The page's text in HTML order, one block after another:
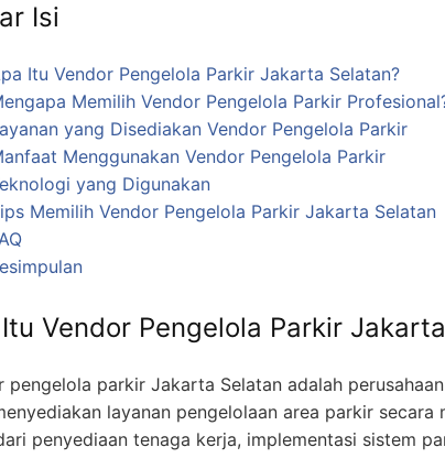
Isi
Itu Vendor Pengelola Parkir Jakarta Selatan?
Memilih Vendor Pengelola Parkir
yang Disediakan Vendor Pengelola Parkir
Menggunakan Vendor Pengelola Parkir
yang Digunakan
Memilih Vendor Pengelola Parkir Jakarta Selatan
Vendor Pengelola Parkir
pengelola parkir Jakarta Selatan adalah
layanan pengelolaan area parkir secara
penyediaan tenaga kerja, implementasi sistem